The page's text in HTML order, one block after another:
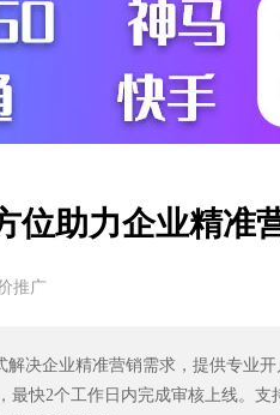
位助力企业精准
推广
解决企业精准营销需求，提供专业
快2个工作日内完成审核上线。支